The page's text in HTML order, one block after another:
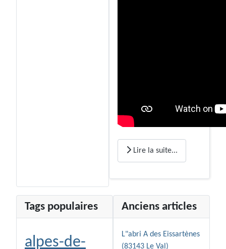
Lire la suite...
Tags populaires
alpes-de-
Anciens articles
L"abri A des Eissartènes
(83143 Le Val)